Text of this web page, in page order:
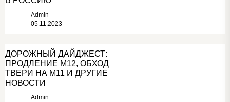
Admin
05.11.2023
ДОРОЖНЫЙ ДАЙДЖЕСТ:
ПРОДЛЕНИЕ М12, ОБХОД
ТВЕРИ НА М11 И ДРУГИЕ
НОВОСТИ
Admin